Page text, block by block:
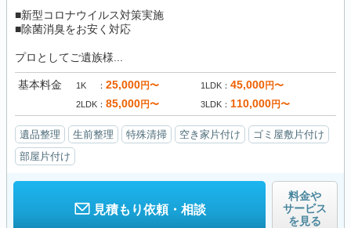
■新型コロナウイルス対策実施
■除菌消臭をお安く対応
プロとしてご遺族様...
基本料金 1K 25,000円〜 1LDK 45,000円〜
2LDK 85,000円〜 3LDK 110,000円〜
遺品整理 生前整理 特殊清掃 空き家片付け
ゴミ屋敷片付け
部屋片付け
見積もり依頼・相談
料金や
サービス
を見る